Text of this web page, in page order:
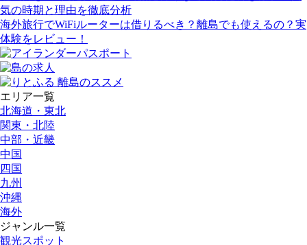
気の時期と理由を徹底分析
海外旅行でWiFiルーターは借りるべき？離島でも使えるの？実
体験をレビュー！
エリア一覧
北海道・東北
関東・北陸
中部・近畿
中国
四国
九州
沖縄
海外
ジャンル一覧
観光スポット